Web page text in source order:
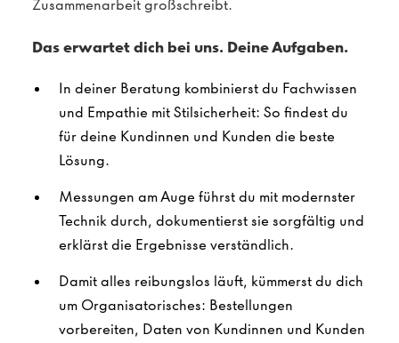
Zusammenarbeit großschreibt.
Das erwartet dich bei uns. Deine Aufgaben.
In deiner Beratung kombinierst du Fachwissen
und Empathie mit Stilsicherheit: So findest du
für deine Kundinnen und Kunden die beste
Lösung.
Messungen am Auge führst du mit modernster
Technik durch, dokumentierst sie sorgfältig und
erklärst die Ergebnisse verständlich.
Damit alles reibungslos läuft, kümmerst du dich
um Organisatorisches: Bestellungen
vorbereiten, Daten von Kundinnen und Kunden